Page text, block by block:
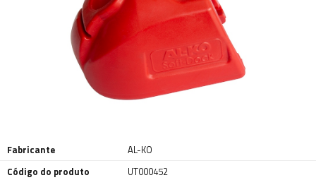
Fabricante
AL-KO
Código do produto
UT000452